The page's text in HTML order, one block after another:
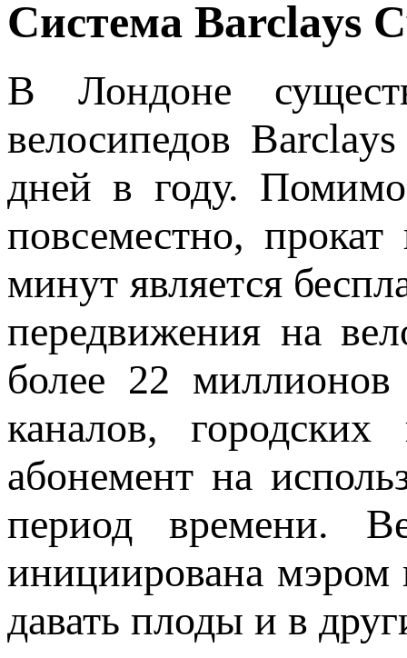
Система Barclays
В Лондоне
велосипедов
дней в году.
повсеместно,
минут является
передвижения на
более 22
каналов,
абонемент на
период времени.
инициирована мэром
давать плоды и в